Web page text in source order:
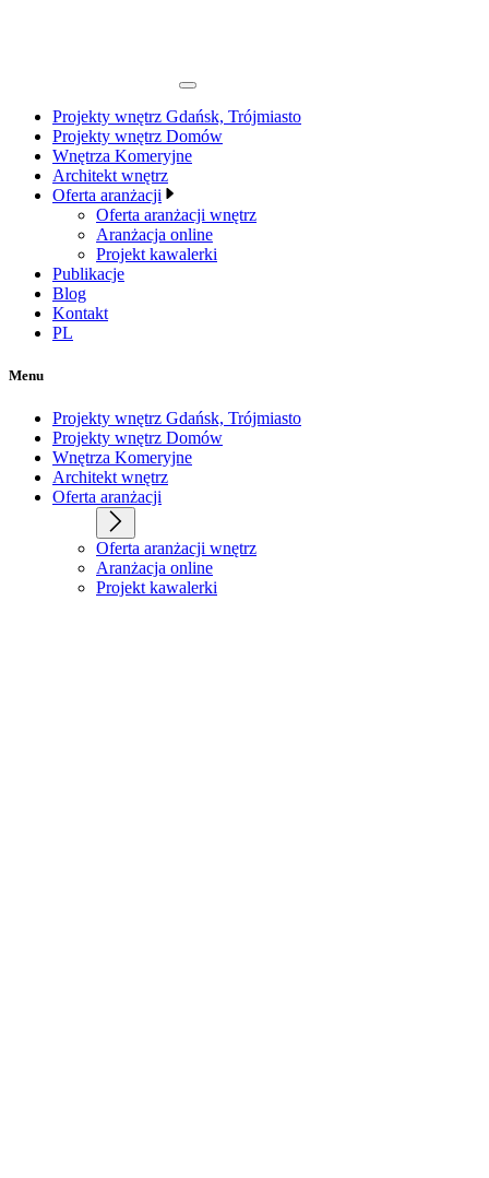
Projekty wnętrz Gdańsk, Trójmiasto
Projekty wnętrz Domów
Wnętrza Komeryjne
Architekt wnętrz
Oferta aranżacji
Oferta aranżacji wnętrz
Aranżacja online
Projekt kawalerki
Publikacje
Blog
Kontakt
PL
Menu
Projekty wnętrz Gdańsk, Trójmiasto
Projekty wnętrz Domów
Wnętrza Komeryjne
Architekt wnętrz
Oferta aranżacji
Oferta aranżacji wnętrz
Aranżacja online
Projekt kawalerki